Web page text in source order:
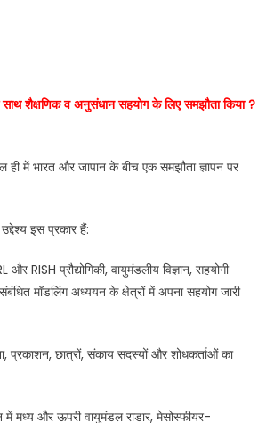
शैक्षणिक व अनुसंधान सहयोग के लिए समझौता किया ?
में भारत और जापान के बीच एक समझौता ज्ञापन पर
इस प्रकार हैं:
RISH प्रौद्योगिकी, वायुमंडलीय विज्ञान, सहयोगी
मॉडलिंग अध्ययन के क्षेत्रों में अपना सहयोग जारी
प्रकाशन, छात्रों, संकाय सदस्यों और शोधकर्ताओं का
में मध्य और ऊपरी वायुमंडल राडार, मेसोस्फीयर-